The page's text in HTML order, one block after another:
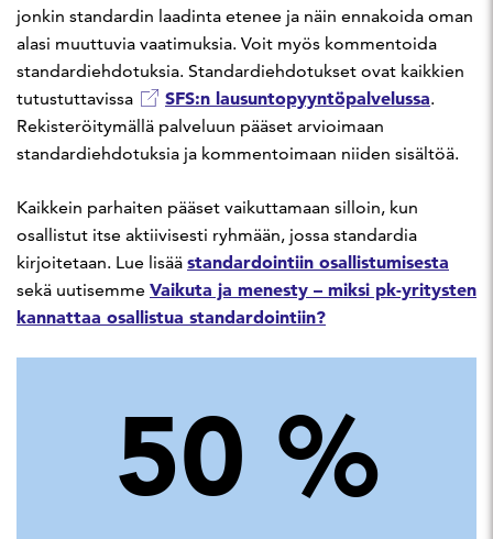
jonkin standardin laadinta etenee ja näin ennakoida oman
alasi muuttuvia vaatimuksia. Voit myös kommentoida
standardiehdotuksia. Standardiehdotukset ovat kaikkien
tutustuttavissa
SFS:n lausuntopyyntöpalvelussa.
Rekisteröitymällä palveluun pääset arvioimaan
standardiehdotuksia ja kommentoimaan niiden sisältöä.
Kaikkein parhaiten pääset vaikuttamaan silloin, kun
osallistut itse aktiivisesti ryhmään, jossa standardia
kirjoitetaan. Lue lisää standardointiin osallistumisesta
sekä uutisemme Vaikuta ja menesty – miksi pk-yritysten
kannattaa osallistua standardointiin?
50 %